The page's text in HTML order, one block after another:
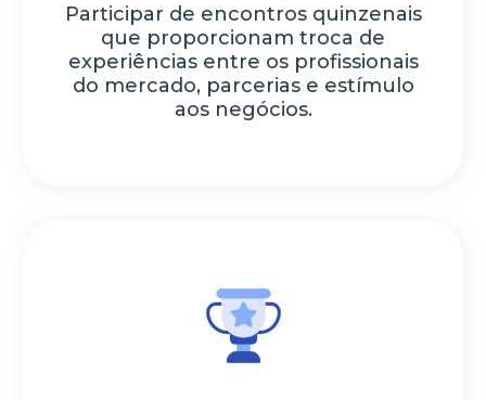
Participar de encontros quinzenais
que proporcionam troca de
experiências entre os profissionais
do mercado, parcerias e estímulo
aos negócios.